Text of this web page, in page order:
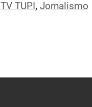
TV TUPI , Jornalismo